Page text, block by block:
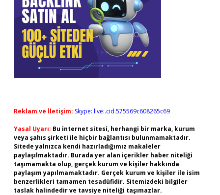
Reklam ve İletişim: Skype: live:.cid.575569c608265c69
Yasal Uyarı: Bu internet sitesi, herhangi bir marka, kurum
veya şahıs şirketi ile hiçbir bağlantısı bulunmamaktadır.
Sitede yalnızca kendi hazırladığımız makaleler
paylaşılmaktadır. Burada yer alan içerikler haber niteliği
taşımamakta olup, gerçek kurum ve kişiler hakkında
paylaşım yapılmamaktadır. Gerçek kurum ve kişiler ile isim
benzerlikleri tamamen tesadüfidir. Sitemizdeki bilgiler
taslak halindedir ve tavsiye niteliği taşımazlar.